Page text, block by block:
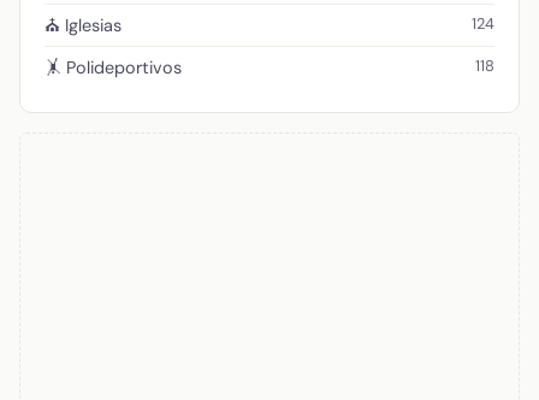
⛪ Iglesias 124
🤸 Polideportivos 118